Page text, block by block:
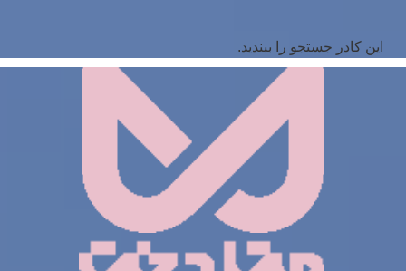
این کادر جستجو را ببندید.